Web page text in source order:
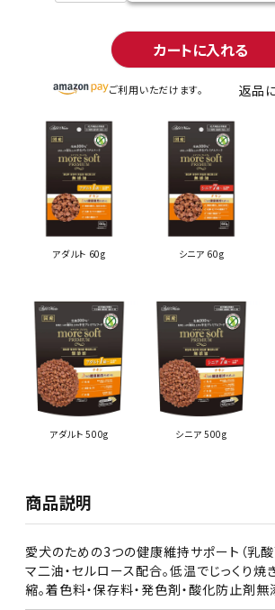
カートに入れる
ご利用いただけます。 返品
アダルト 60g シニア 60g
アダルト 500g シニア 500g
商品説明
愛犬のための3つの健康維持サポート（乳酸
マ二油・セルロース配合。低温でじっくり
縮。着色料・保存料・発色剤・酸化防止剤無